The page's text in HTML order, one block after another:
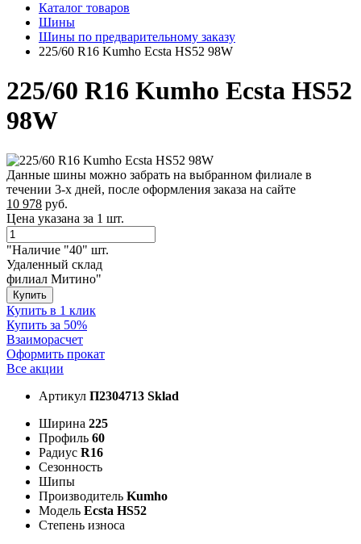
Каталог товаров
Шины
Шины по предварительному заказу
225/60 R16 Kumho Ecsta HS52 98W
225/60 R16 Kumho Ecsta HS52
98W
Данные шины можно забрать на выбранном филиале в
течении 3-х дней, после оформления заказа на сайте
10 978 руб.
Цена указана за 1 шт.
"Наличие "40" шт.
Удаленный склад
филиал Митино"
Купить
Купить в 1 клик
Купить за 50%
Взаиморасчет
Оформить прокат
Все акции
Артикул П2304713 Sklad
Ширина 225
Профиль 60
Радиус R16
Сезонность
Шипы
Производитель Kumho
Модель Ecsta HS52
Степень износа